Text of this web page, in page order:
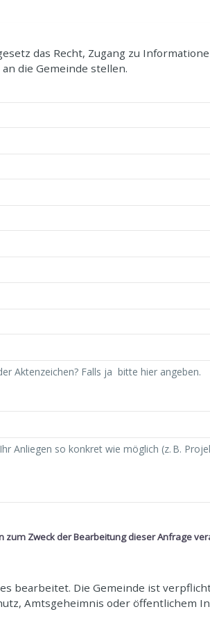
das Recht, Zugang zu
die Gemeinde stellen.
Zweck der Bearbeitung dieser Anfrage
bearbeitet. Die Gemeinde ist
Amtsgeheimnis oder öffentlichem